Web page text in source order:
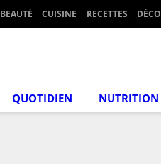
BEAUTÉ CUISINE RECETTES DÉCO
QUOTIDIEN NUTRITION